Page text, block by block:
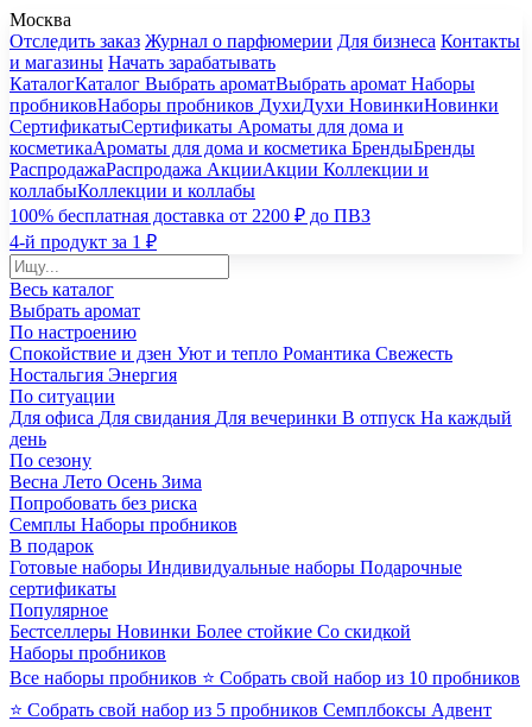
Москва
Отследить заказ Журнал о парфюмерии Для бизнеса Контакты
и магазины Начать зарабатывать
КаталогКаталог Выбрать ароматВыбрать аромат Наборы
пробниковНаборы пробников ДухиДухи НовинкиНовинки
СертификатыСертификаты Ароматы для дома и
косметикаАроматы для дома и косметика БрендыБренды
РаспродажаРаспродажа АкцииАкции Коллекции и
коллабыКоллекции и коллабы
100% бесплатная доставка от 2200 ₽ до ПВЗ
4-й продукт за 1 ₽
Весь каталог
Выбрать аромат
По настроению
Спокойствие и дзен Уют и тепло Романтика Свежесть
Ностальгия Энергия
По ситуации
Для офиса Для свидания Для вечеринки В отпуск На каждый
день
По сезону
Весна Лето Осень Зима
Попробовать без риска
Семплы Наборы пробников
В подарок
Готовые наборы Индивидуальные наборы Подарочные
сертификаты
Популярное
Бестселлеры Новинки Более стойкие Со скидкой
Наборы пробников
Все наборы пробников ⭐ Собрать свой набор из 10 пробников
⭐ Собрать свой набор из 5 пробников Семплбоксы Адвент